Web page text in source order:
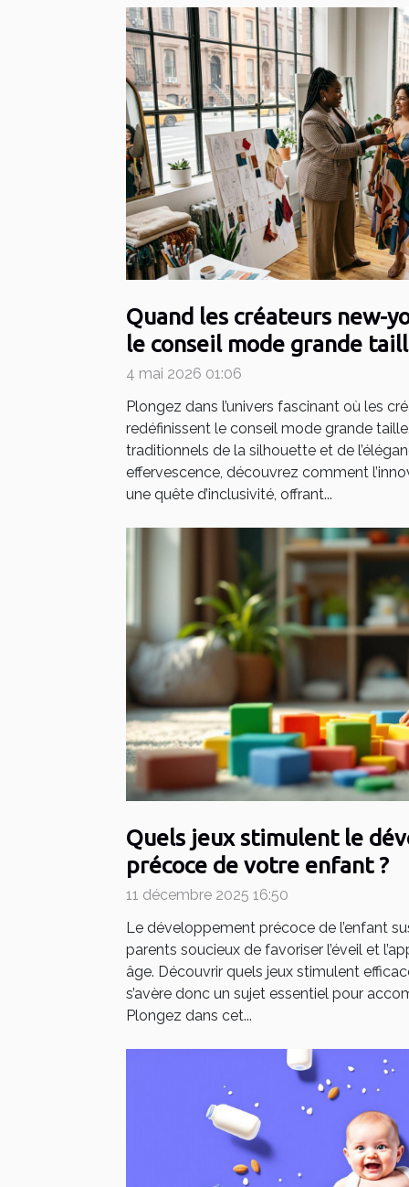
Quand les créateurs new-
le conseil mode grande
4 mai 2026 01:06
Plongez dans l’univers fascinant où les
redéfinissent le conseil mode grande
traditionnels de la silhouette et de
effervescence, découvrez comment
une quête d’inclusivité, offrant...
Quels jeux stimulent le
précoce de votre enfant ?
11 décembre 2025 16:50
Le développement précoce de l’enfant
parents soucieux de favoriser l’éveil et
âge. Découvrir quels jeux stimulent
s’avère donc un sujet essentiel pour
Plongez dans cet...